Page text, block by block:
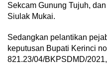
Sekcam Gunung Tujuh,
Siulak Mukai.
Sedangkan pelantikan
keputusan Bupati Kerinci
821.23/04/BKPSDMD/